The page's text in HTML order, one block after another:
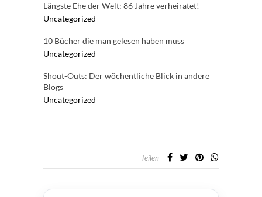
Längste Ehe der Welt: 86 Jahre verheiratet!
Uncategorized
10 Bücher die man gelesen haben muss
Uncategorized
Shout-Outs: Der wöchentliche Blick in andere
Blogs
Uncategorized
Teilen